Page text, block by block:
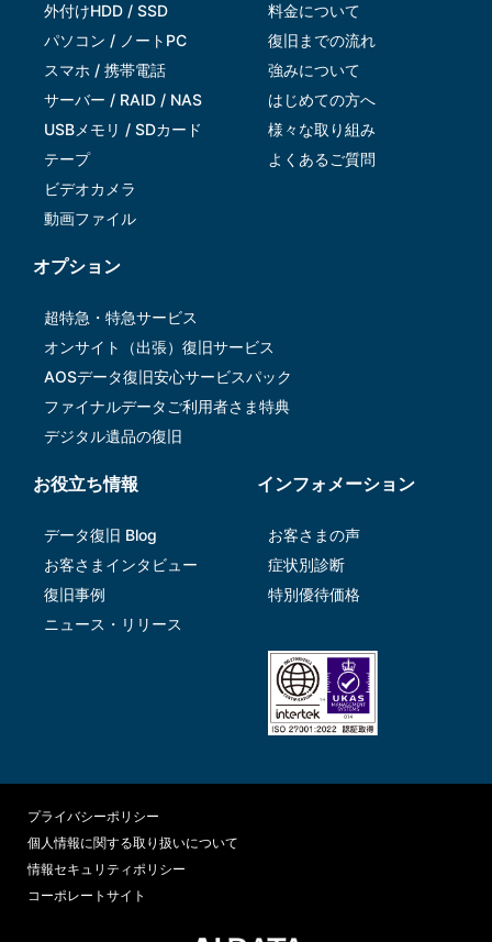
外付けHDD / SSD
パソコン / ノートPC
スマホ / 携帯電話
サーバー / RAID / NAS
USBメモリ / SDカード
テープ
ビデオカメラ
動画ファイル
料金について
復旧までの流れ
強みについて
はじめての方へ
様々な取り組み
よくあるご質問
オプション
超特急・特急サービス
オンサイト（出張）復旧サービス
AOSデータ復旧安⼼サービスパック
ファイナルデータご利⽤者さま特典
デジタル遺品の復旧
お役立ち情報
データ復旧 Blog
お客さまインタビュー
復旧事例
ニュース・リリース
インフォメーション
お客さまの声
症状別診断
特別優待価格
プライバシーポリシー
個人情報に関する取り扱いについて
情報セキュリティポリシー
コーポレートサイト